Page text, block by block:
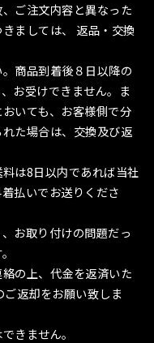
ご注文内容と異なった
ましては、 返品・交換
商品到着後８日以降の
お受けできません。ま
いても、お客様側で分
た場合は、交換及び返
は8日以内であれば当社
払いでお送りくださ
お取り付けの問題だっ
の上、代金を返済いた
返却をお願い致しま
きません。